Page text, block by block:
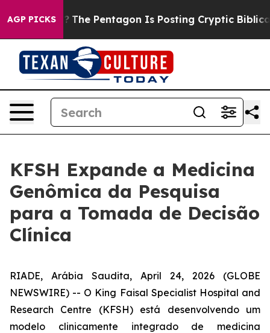
AGP PICKS
the US? The Pentagon Is Posting Cryptic Biblical
KFSH Expande a Medicina
Genômica da Pesquisa
para a Tomada de Decisão
Clínica
RIADE, Arábia Saudita, April 24, 2026 (GLOBE
NEWSWIRE) -- O King Faisal Specialist Hospital and
Research Centre (KFSH) está desenvolvendo um
modelo clinicamente integrado de medicina